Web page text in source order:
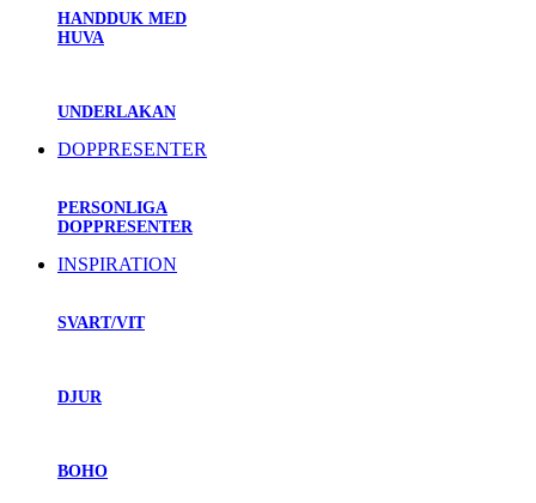
HANDDUK MED
HUVA
UNDERLAKAN
DOPPRESENTER
PERSONLIGA
DOPPRESENTER
INSPIRATION
SVART/VIT
DJUR
BOHO